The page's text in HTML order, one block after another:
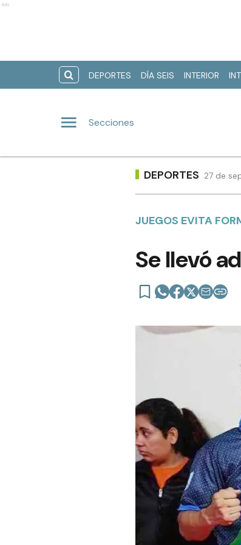
Ads
DEPORTES DÍA SEIS INTERIOR
Secciones
DEPORTES 27 de
JUEGOS EVITA
Se llevó